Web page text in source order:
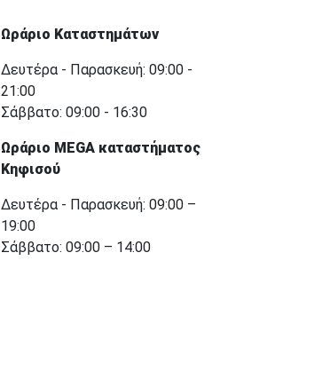
Ωράριο Καταστημάτων
Δευτέρα - Παρασκευή: 09:00 -
21:00
Σάββατο: 09:00 - 16:30
Ωράριο MEGA καταστήματος
Κηφισού
Δευτέρα - Παρασκευή: 09:00 –
19:00
Σάββατο: 09:00 – 14:00